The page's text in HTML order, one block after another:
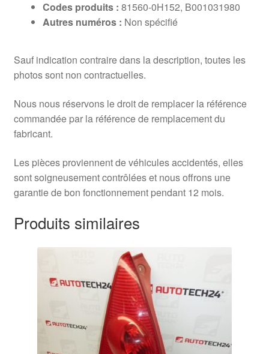
Codes produits : 81560-0H152, B001031980
Autres numéros : Non spécifié
Sauf indication contraire dans la description, toutes les
photos sont non contractuelles.
Nous nous réservons le droit de remplacer la référence
commandée par la référence de remplacement du
fabricant.
Les pièces proviennent de véhicules accidentés, elles
sont soigneusement contrôlées et nous offrons une
garantie de bon fonctionnement pendant 12 mois.
Produits similaires